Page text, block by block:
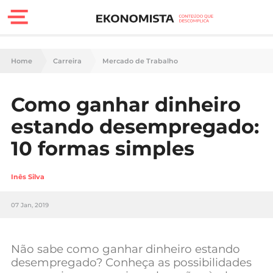
Finanças Pessoais
Carreira
Casa
Lifestyle
Sociedade
Negócios
Home Carreira Mercado de Trabalho
Como ganhar dinheiro
estando desempregado:
10 formas simples
Inês Silva
07 Jan, 2019
Não sabe como ganhar dinheiro estando
desempregado? Conheça as possibilidades